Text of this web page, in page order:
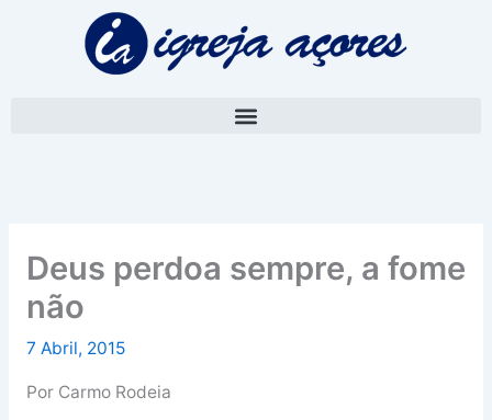
Deus perdoa sempre, a fome
não
7 Abril, 2015
Por Carmo Rodeia